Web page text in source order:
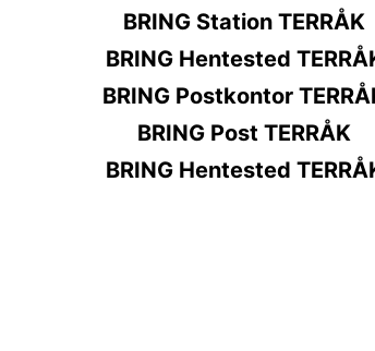
BRING Station TERRÅK
BRING Hentested
BRING Postkontor
BRING Post TERRÅK
BRING Hentested